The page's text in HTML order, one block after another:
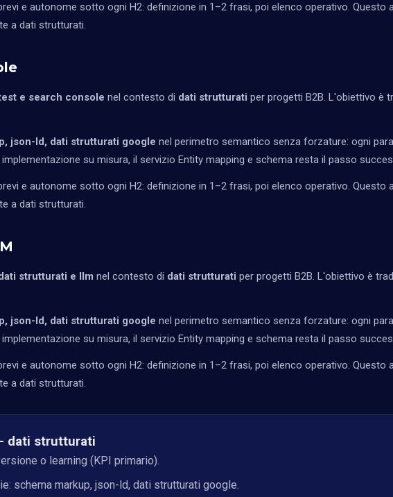
e autonome sotto ogni H2: definizione in 1–2 frasi, poi elenco operativo. Questo
a dati strutturati.
e search console nel contesto di dati strutturati per progetti B2B. L'obiettivo è
json-ld, dati strutturati google nel perimetro semantico senza forzature: ogni
su misura, il servizio Entity mapping e schema resta il passo
e autonome sotto ogni H2: definizione in 1–2 frasi, poi elenco operativo. Questo
a dati strutturati.
strutturati e llm nel contesto di dati strutturati per progetti B2B. L'obiettivo è
json-ld, dati strutturati google nel perimetro semantico senza forzature: ogni
su misura, il servizio Entity mapping e schema resta il passo
e autonome sotto ogni H2: definizione in 1–2 frasi, poi elenco operativo. Questo
a dati strutturati.
dati strutturati
o learning (KPI primario).
schema markup, json-ld, dati strutturati google.